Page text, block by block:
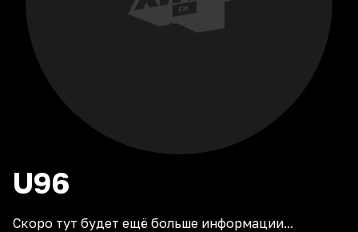
U96
Скоро тут будет ещё больше информации...